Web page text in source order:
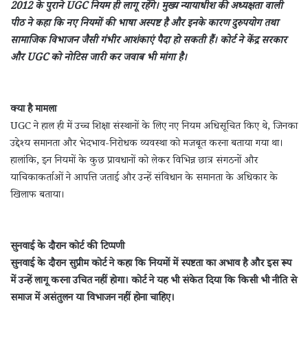
2012 के पुराने UGC नियम ही लागू रहेंगे। मुख्य न्यायाधीश की अध्यक्षता वाली
पीठ ने कहा कि नए नियमों की भाषा अस्पष्ट है और इनके कारण दुरुपयोग तथा
सामाजिक विभाजन जैसी गंभीर आशंकाएं पैदा हो सकती हैं। कोर्ट ने केंद्र सरकार
और UGC को नोटिस जारी कर जवाब भी मांगा है।
क्या है मामला
UGC ने हाल ही में उच्च शिक्षा संस्थानों के लिए नए नियम अधिसूचित किए थे, जिनका
उद्देश्य समानता और भेदभाव-निरोधक व्यवस्था को मजबूत करना बताया गया था।
हालांकि, इन नियमों के कुछ प्रावधानों को लेकर विभिन्न छात्र संगठनों और
याचिकाकर्ताओं ने आपत्ति जताई और उन्हें संविधान के समानता के अधिकार के
खिलाफ बताया।
सुनवाई के दौरान कोर्ट की टिप्पणी
सुनवाई के दौरान सुप्रीम कोर्ट ने कहा कि नियमों में स्पष्टता का अभाव है और इस रूप
में उन्हें लागू करना उचित नहीं होगा। कोर्ट ने यह भी संकेत दिया कि किसी भी नीति से
समाज में असंतुलन या विभाजन नहीं होना चाहिए।